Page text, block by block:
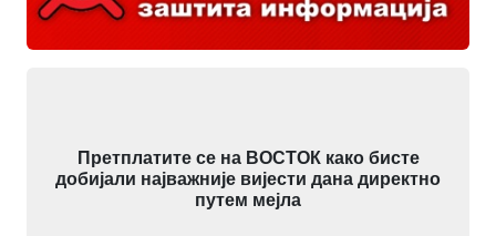
Претплатите се на ВОСТОК како бисте
добијали најважније вијести дана директно
путем мејла